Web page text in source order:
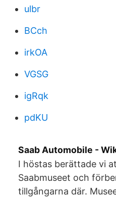
ulbr
BCch
irkOA
VGSG
igRqk
pdKU
Saab Automobile -
I höstas berättade vi
Saabmuseet och
tillgångarna där.